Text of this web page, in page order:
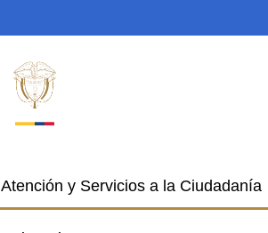
Atención y Servicios a la Ciudadanía